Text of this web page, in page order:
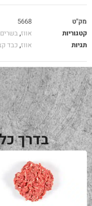
מק"ט
5668
קטגוריות
אווז,
תגיות
אווז, כבד
בדרך